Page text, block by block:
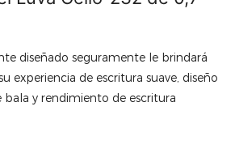
diseñado seguramente le brindará
experiencia de escritura suave, diseño
bala y rendimiento de escritura